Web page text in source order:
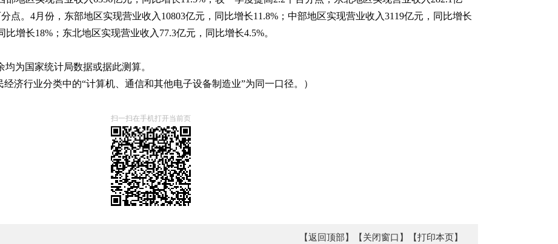
点。4月份，东部地区实现营业收入10803亿元，同比增长11.8%；中部地区实现营业收入3119亿元，同比增长
增长18%；东北地区实现营业收入77.3亿元，同比增长4.5%。
均为国家统计局数据或据此测算。
行业分类中的“计算机、通信和其他电子设备制造业”为同一口径。）
扫一扫在手机打开当前页
【返回顶部】 【关闭窗口】 【打印本页】